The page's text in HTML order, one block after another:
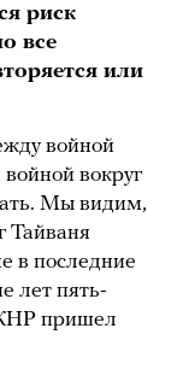
риск
все
или
войной
вокруг
Мы видим,
Тайваня
в последние
лет пять-
КНР пришел